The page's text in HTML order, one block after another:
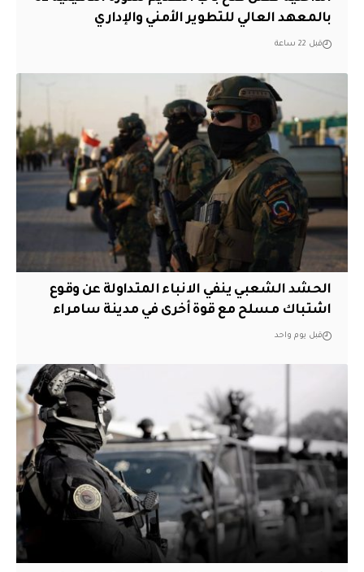
بالمعهد العالي للتطوير الأمني والإداري
قبل 22 ساعة
الحشد الشعبي ينفي الانباء المتداولة عن وقوع
اشتباك مسلح مع قوة أخرى في مدينة سامراء
قبل يوم واحد